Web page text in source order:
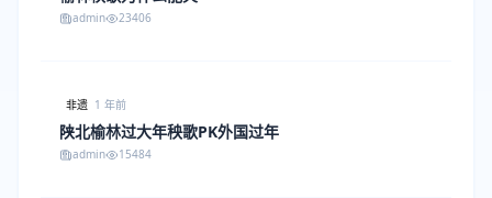
admin 23406
非遗 1 年前
陕北榆林过大年秧歌PK外国过年
admin 15484